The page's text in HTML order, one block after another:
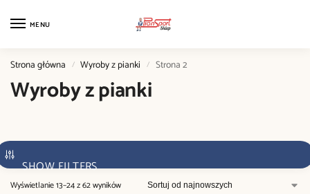
MENU
Strona główna / Wyroby z pianki / Strona 2
Wyroby z pianki
SHOW FILTERS
Wyświetlanie 13–24 z 62 wyników